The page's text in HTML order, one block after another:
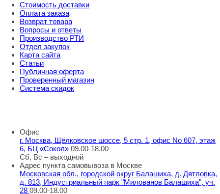
Стоимость доставки
Оплата заказа
Возврат товара
Вопросы и ответы
Производство РТИ
Отдел закупок
Карта сайта
Статьи
Публичная оферта
Проверенный магазин
Система скидок
Офис
г. Москва, Щёлковское шоссе, 5 стр. 1, офис No 607, этаж
6, БЦ «Сокол» 09.00-18.00
Сб, Вс – выходной
Адрес пункта самовывоза в Москве
Московская обл., городской округ Балашиха, д. Дятловка,
д. 813, Индустриальный парк "Милованов Балашиха", уч.
28 09.00-18.00